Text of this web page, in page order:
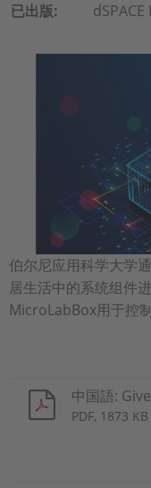
已出版:
伯尔尼应用科学大学
居生活中的系统组件
MicroLabBox用于控
中国語:
PDF, 1873 KB